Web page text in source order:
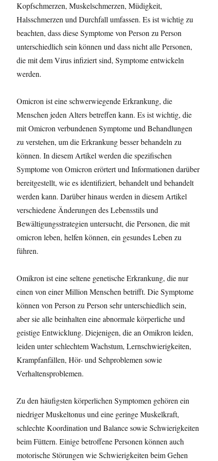
u
n
g
n
v
o
r
i
s
o
Kopfschmerzen, Muskelschmerzen, Müdigkeit,
Halsschmerzen und Durchfall umfassen. Es ist wichtig zu
beachten, dass diese Symptome von Person zu Person
unterschiedlich sein können und dass nicht alle Personen,
die mit dem Virus infiziert sind, Symptome entwickeln
werden.
Omicron ist eine schwerwiegende Erkrankung, die
Menschen jeden Alters betreffen kann. Es ist wichtig, die
mit Omicron verbundenen Symptome und Behandlungen
zu verstehen, um die Erkrankung besser behandeln zu
können. In diesem Artikel werden die spezifischen
Symptome von Omicron erörtert und Informationen darüber
bereitgestellt, wie es identifiziert, behandelt und behandelt
werden kann. Darüber hinaus werden in diesem Artikel
verschiedene Änderungen des Lebensstils und
Bewältigungsstrategien untersucht, die Personen, die mit
omicron leben, helfen können, ein gesundes Leben zu
führen.
Omikron ist eine seltene genetische Erkrankung, die nur
einen von einer Million Menschen betrifft. Die Symptome
können von Person zu Person sehr unterschiedlich sein,
aber sie alle beinhalten eine abnormale körperliche und
geistige Entwicklung. Diejenigen, die an Omikron leiden,
leiden unter schlechtem Wachstum, Lernschwierigkeiten,
Krampfanfällen, Hör- und Sehproblemen sowie
Verhaltensproblemen.
Zu den häufigsten körperlichen Symptomen gehören ein
niedriger Muskeltonus und eine geringe Muskelkraft,
schlechte Koordination und Balance sowie Schwierigkeiten
beim Füttern. Einige betroffene Personen können auch
motorische Störungen wie Schwierigkeiten beim Gehen